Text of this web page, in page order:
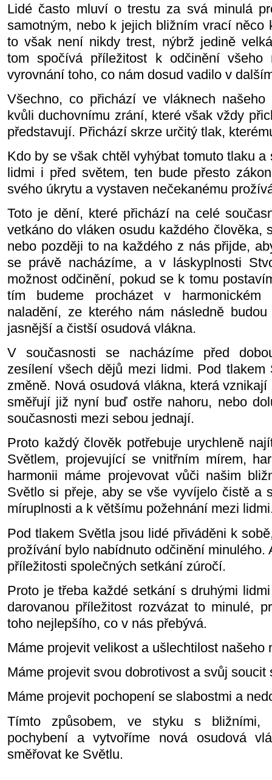
Lidé často mluví o trestu za svá minulá
samotným, nebo k jejich bližním vrací něco
to však není nikdy trest, nýbrž jedině
tom spočívá příležitost k odčinění všeho
vyrovnání toho, co nám dosud vadilo v
Všechno, co přichází ve vláknech
kvůli duchovnímu zrání, které však vždy
představují. Přichází skrze určitý tlak,
Kdo by se však chtěl vyhýbat tomuto tlaku a
lidmi i před světem, ten bude přesto
svého úkrytu a vystaven nečekanému
Toto je dění, které přichází na celé
vetkáno do vláken osudu každého člověka,
nebo později to na každého z nás přijde,
se právě nacházíme, a v láskyplnosti
možnost odčinění, pokud se k tomu
tím budeme procházet v harmonickém
naladění, ze kterého nám následně
jasnější a čistší osudová vlákna.
V současnosti se nacházíme před
zesílení všech dějů mezi lidmi. Pod tlakem
změně. Nová osudová vlákna, která
směřují již nyní buď ostře nahoru, nebo
současnosti mezi sebou jednají.
Proto každý člověk potřebuje urychleně
Světlem, projevující se vnitřním mírem,
harmonii máme projevovat vůči našim
Světlo si přeje, aby se vše vyvíjelo čistě a
míruplnosti a k většímu požehnání mezi
Pod tlakem Světla jsou lidé přiváděni k
prožívání bylo nabídnuto odčinění minulého.
příležitosti společných setkání zúročí.
Proto je třeba každé setkání s druhými
darovanou příležitost rozvázat to minulé,
toho nejlepšího, co v nás přebývá.
Máme projevit velikost a ušlechtilost našeho
Máme projevit svou dobrotivost a svůj soucit
Máme projevit pochopení se slabostmi a
Tímto způsobem, ve styku s bližními,
pochybení a vytvoříme nová osudová
směřovat ke Světlu.